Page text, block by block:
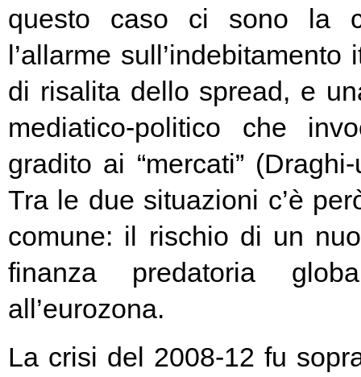
questo caso ci sono la
l’allarme
di risalita dello spread, e
mediatico-politico che
gradito ai “mercati”
Tra le due situazioni c’è
comune: il rischio di un
finanza predatoria
all’eurozona.
La crisi del 2008-12 fu